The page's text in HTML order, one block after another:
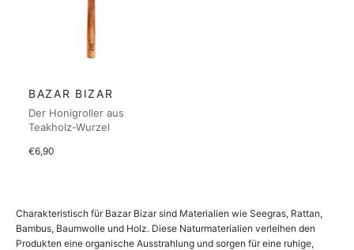
BAZAR BIZAR
Der Honigroller aus
Teakholz-Wurzel
€6,90
Charakteristisch für Bazar Bizar sind Materialien wie Seegras, Rattan,
Bambus, Baumwolle und Holz. Diese Naturmaterialien verleihen den
Produkten eine organische Ausstrahlung und sorgen für eine ruhige,